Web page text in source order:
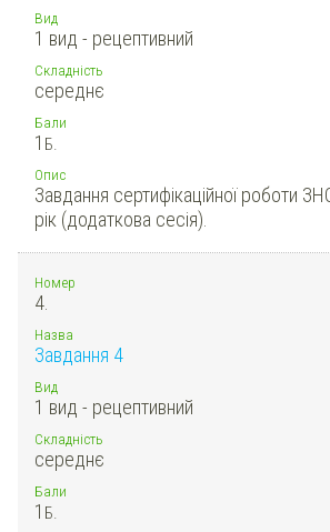
Вид
1 вид - рецептивний
Складність
середнє
Бали
1 Б.
Опис
Завдання сертифікаційної роботи
рік (додаткова сесія).
Номер
4.
Назва
Завдання 4
Вид
1 вид - рецептивний
Складність
середнє
Бали
1 Б.